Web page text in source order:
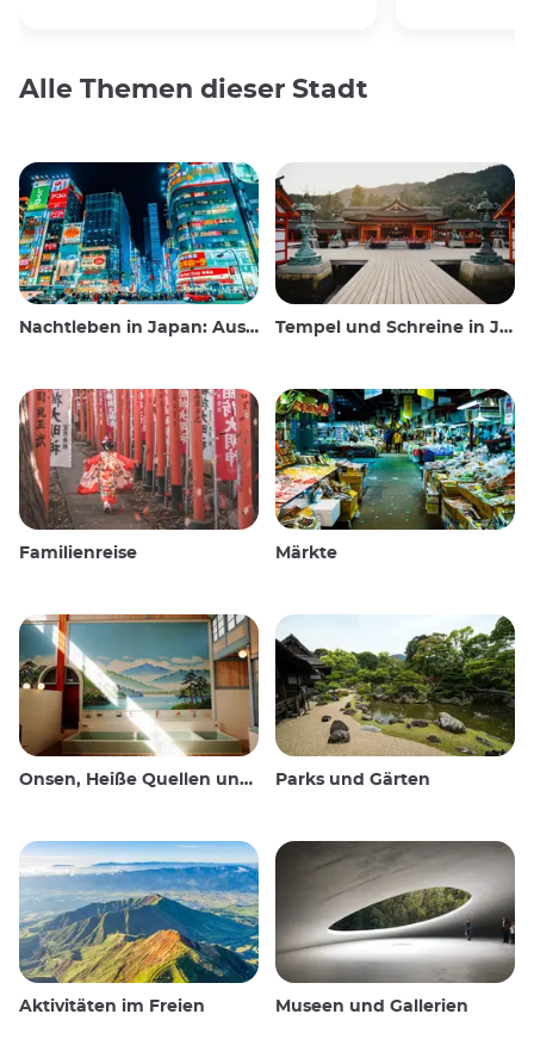
Alle Themen dieser Stadt
Nachtleben in Japan: Ausgehen, sehen und trinken Tempel und Schreine in Japan
Familienreise Märkte
Onsen, Heiße Quellen und öffentliche Bäder Parks und Gärten
Aktivitäten im Freien Museen und Gallerien